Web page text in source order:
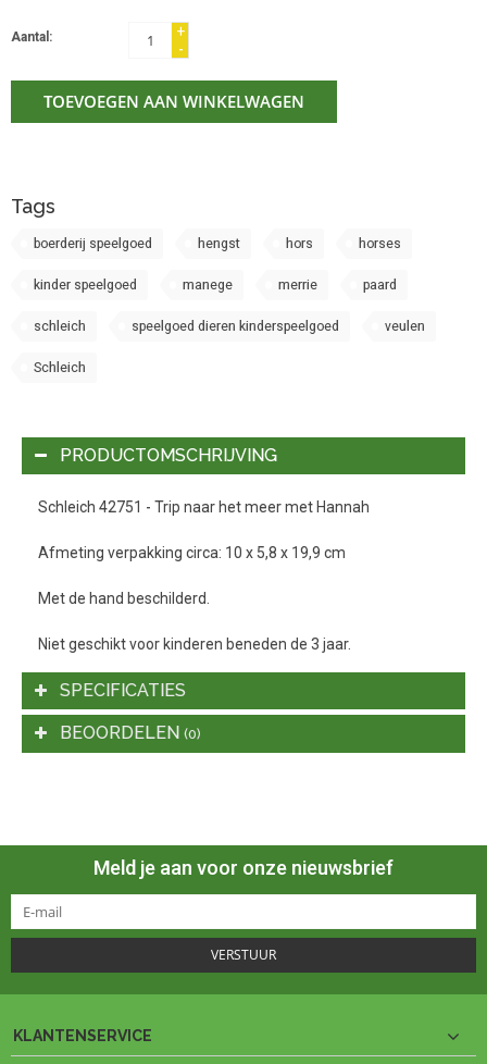
Aantal:
+
-
TOEVOEGEN AAN WINKELWAGEN
Tags
boerderij speelgoed hengst hors horses
kinder speelgoed manege merrie paard
schleich speelgoed dieren kinderspeelgoed veulen
Schleich
PRODUCTOMSCHRIJVING
Schleich 42751 - Trip naar het meer met Hannah
Afmeting verpakking circa: 10 x 5,8 x 19,9 cm
Met de hand beschilderd.
Niet geschikt voor kinderen beneden de 3 jaar.
SPECIFICATIES
BEOORDELEN (0)
Meld je aan voor onze nieuwsbrief
VERSTUUR
KLANTENSERVICE